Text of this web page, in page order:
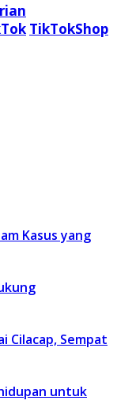
TikTokShop
Kasus yang
Cilacap, Sempat
untuk